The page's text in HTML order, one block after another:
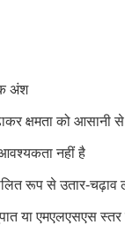
अंश
क्षमता को आसानी
नहीं है
रूप से उतार-चढ़ाव
या एमएलएसएस स्तर